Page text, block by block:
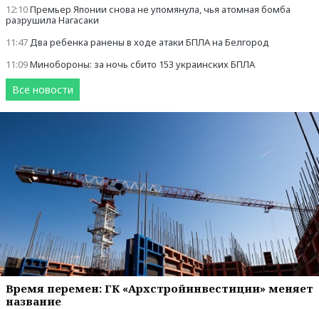
12:10Премьер Японии снова не упомянула, чья атомная бомба
разрушила Нагасаки
11:47Два ребенка ранены в ходе атаки БПЛА на Белгород
11:09Минобороны: за ночь сбито 153 украинских БПЛА
Все новости
Время перемен: ГК «Архстройинвестиции» меняет
название